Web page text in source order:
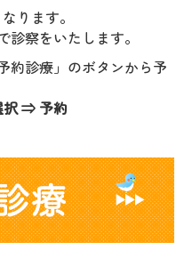
ります。
察をいたします。
約診療」のボタンから予
択 ⇒ 予約